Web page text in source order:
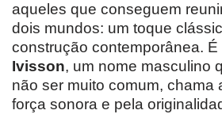
aqueles que conseguem
dois mundos: um toque
construção contemporânea. É
Ivisson, um nome masculino
não ser muito comum, chama
força sonora e pela